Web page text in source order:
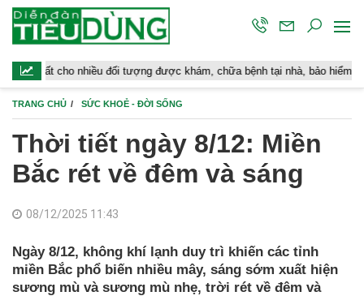
nhiều đối tượng được khám, chữa bệnh tại nhà, bảo hiểm y tế chi trả
TRANG CHỦ SỨC KHOẺ - ĐỜI SỐNG
Thời tiết ngày 8/12: Miền
Bắc rét về đêm và sáng
08/12/2025 11:43
Ngày 8/12, không khí lạnh duy trì khiến các tỉnh
miền Bắc phổ biến nhiều mây, sáng sớm xuất hiện
sương mù và sương mù nhẹ, trời rét về đêm và